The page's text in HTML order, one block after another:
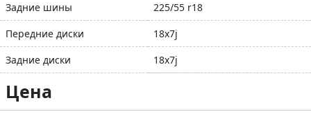
Задние шины
225/55 r18
Передние диски
18x7j
Задние диски
18x7j
Цена